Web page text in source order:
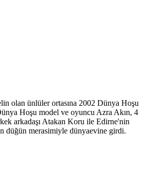
olan ünlüler ortasına 2002 Dünya Hoşu
Hoşu model ve oyuncu Azra Akın, 4
arkadaşı Atakan Koru ile Edirne'nin
düğün merasimiyle dünyaevine girdi.